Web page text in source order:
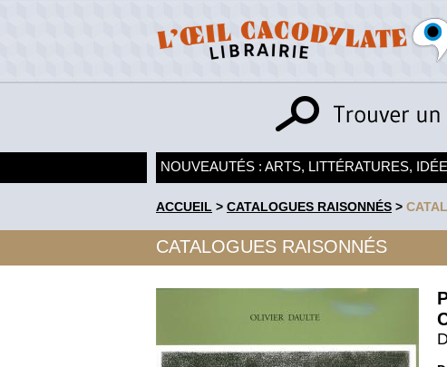
NOUVEAUTÉS : ARTS, LITTÉRATURES,
ACCUEIL > CATALOGUES RAISONNÉS >
CATALOGUES RAISONNÉS